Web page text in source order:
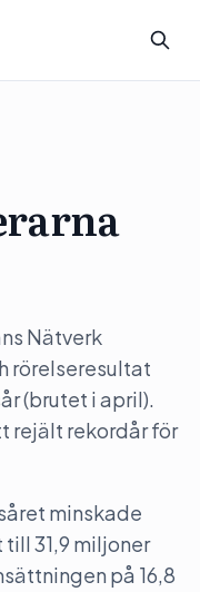
Nätverk
rörelseresultat
(brutet i april).
rejält rekordår för
minskade
31,9 miljoner
på 16,8